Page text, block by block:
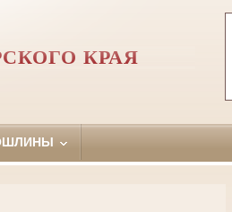
КРАЯ